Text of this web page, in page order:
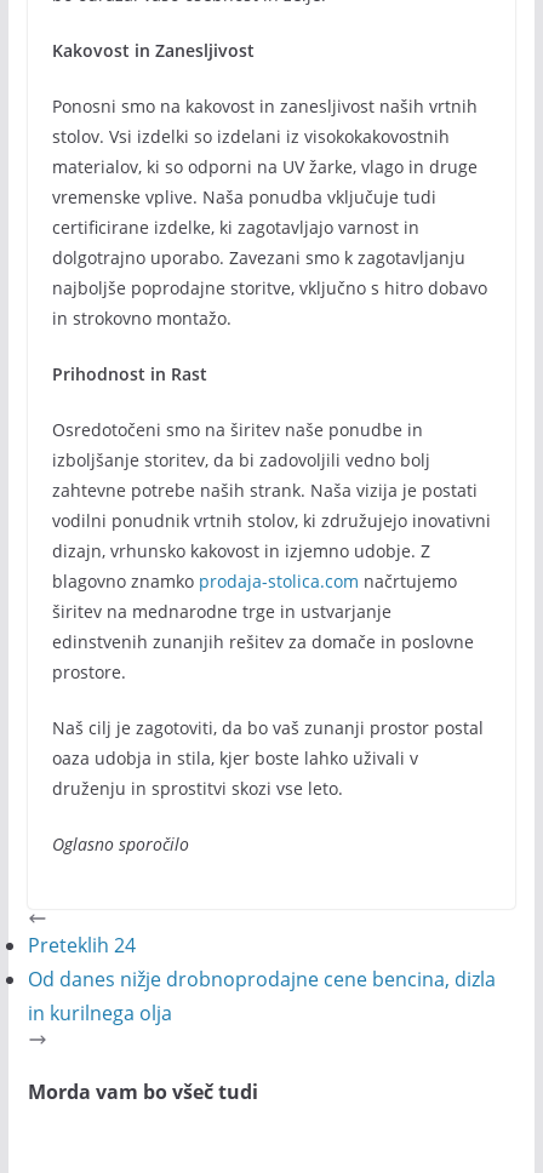
Kakovost in Zanesljivost
Ponosni smo na kakovost in zanesljivost naših vrtnih
stolov. Vsi izdelki so izdelani iz visokokakovostnih
materialov, ki so odporni na UV žarke, vlago in druge
vremenske vplive. Naša ponudba vključuje tudi
certificirane izdelke, ki zagotavljajo varnost in
dolgotrajno uporabo. Zavezani smo k zagotavljanju
najboljše poprodajne storitve, vključno s hitro dobavo
in strokovno montažo.
Prihodnost in Rast
Osredotočeni smo na širitev naše ponudbe in
izboljšanje storitev, da bi zadovoljili vedno bolj
zahtevne potrebe naših strank. Naša vizija je postati
vodilni ponudnik vrtnih stolov, ki združujejo inovativni
dizajn, vrhunsko kakovost in izjemno udobje. Z
blagovno znamko prodaja-stolica.com načrtujemo
širitev na mednarodne trge in ustvarjanje
edinstvenih zunanjih rešitev za domače in poslovne
prostore.
Naš cilj je zagotoviti, da bo vaš zunanji prostor postal
oaza udobja in stila, kjer boste lahko uživali v
druženju in sprostitvi skozi vse leto.
Oglasno sporočilo
Preteklih 24
Od danes nižje drobnoprodajne cene bencina, dizla
in kurilnega olja
Morda vam bo všeč tudi